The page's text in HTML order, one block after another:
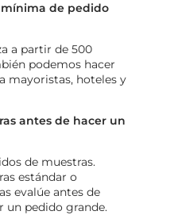
mínima de pedido
a partir de 500
podemos hacer
mayoristas, hoteles y
antes de hacer un
de muestras.
estándar o
evalúe antes de
un pedido grande.